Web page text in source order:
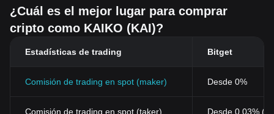
¿Cuál es el mejor lugar para comprar
cripto como KAIKO (KAI)?
Estadísticas de trading Bitget
Comisión de trading en spot (maker) Desde 0%
Comisión de trading en spot (taker) Desde 0.03%